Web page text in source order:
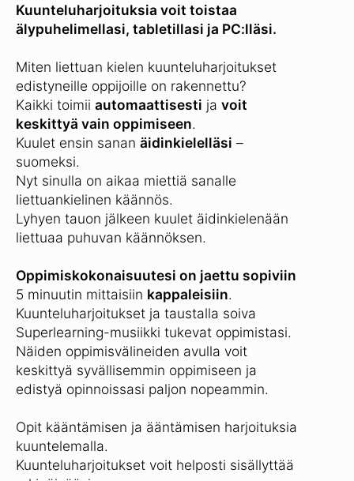
Kuunteluharjoituksia voit toistaa
älypuhelimellasi, tabletillasi ja PC:lläsi.
Miten liettuan kielen kuunteluharjoitukset
edistyneille oppijoille on rakennettu?
Kaikki toimii automaattisesti ja voit
keskittyä vain oppimiseen.
Kuulet ensin sanan äidinkielelläsi –
suomeksi.
Nyt sinulla on aikaa miettiä sanalle
liettuankielinen käännös.
Lyhyen tauon jälkeen kuulet äidinkielenään
liettuaa puhuvan käännöksen.
Oppimiskokonaisuutesi on jaettu sopiviin
5 minuutin mittaisiin kappaleisiin.
Kuunteluharjoitukset ja taustalla soiva
Superlearning-musiikki tukevat oppimistasi.
Näiden oppimisvälineiden avulla voit
keskittyä syvällisemmin oppimiseen ja
edistyä opinnoissasi paljon nopeammin.
Opit kääntämisen ja ääntämisen harjoituksia
kuuntelemalla.
Kuunteluharjoitukset voit helposti sisällyttää